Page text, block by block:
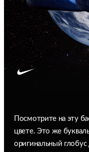
Посмотрите на эту
цвете. Это же
оригинальный